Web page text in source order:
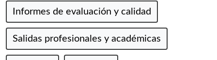
Informes de evaluación y calidad
Salidas profesionales y académicas